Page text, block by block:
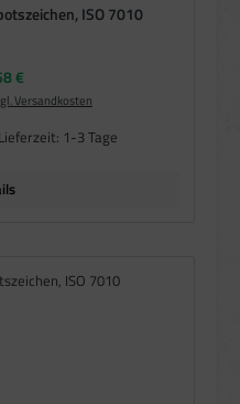
ISO 7010
Preis:
€
Versandkosten
1-3 Tage